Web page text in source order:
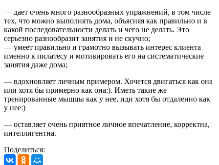
— дает очень много разнообразных упражнений, в том числе
тех, что можно выполнять дома, объясняя как правильно и в
какой последовательности делать и чего не делать. Это
серьезно разнообразит занятия и не скучно;
— умеет правильно и грамотно вызывать интерес клиента
именно к пилатесу и мотивировать его на систематические
занятия даже дома;
— вдохновляет личным примером. Хочется двигаться как она
или хотя бы примерно как она:). Иметь такие же
тренированные мышцы как у нее, иди хотя бы отдаленно как
у нее:)
— оставляет очень приятное личное впечатление, корректна,
интеллигентна.
Поделиться: